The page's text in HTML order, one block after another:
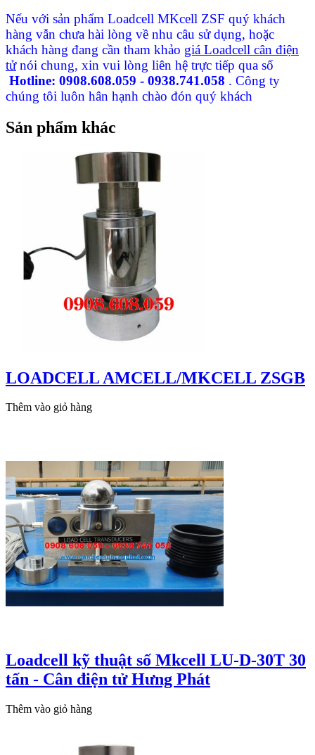
Nếu với sản phẩm Loadcell MKcell ZSF quý khách
hàng vẫn chưa hài lòng về nhu câu sử dụng, hoặc
khách hàng đang cần tham khảo giá Loadcell cân điện
tửnói chung, xin vui lòng liên hệ trực tiếp qua số
Hotline: 0908.608.059 - 0938.741.058 . Công ty
chúng tôi luôn hân hạnh chào đón quý khách
Sản phẩm khác
LOADCELL AMCELL/MKCELL ZSGB
Thêm vào giỏ hàng
Loadcell kỹ thuật số Mkcell LU-D-30T 30
tấn - Cân điện tử Hưng Phát
Thêm vào giỏ hàng